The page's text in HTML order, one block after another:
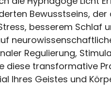
Bewusstseins,
besserem Schlaf
Regulierung,
diese transformative
Ihres Geistes und